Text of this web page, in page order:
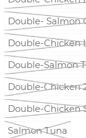
Double- Salmon
Double-Chicken
Double-Salmon
Double-Chicken
Double-Chicken
Salmon Tuna